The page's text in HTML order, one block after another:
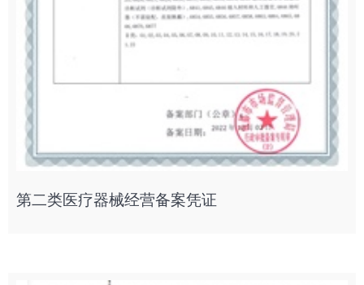
第二类医疗器械经营备案凭证